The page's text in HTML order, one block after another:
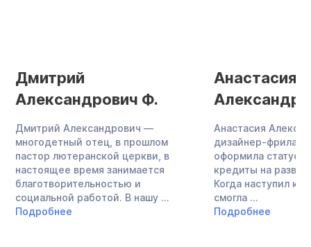
Дмитрий
Александрович Ф.
Дмитрий Александрович —
многодетный отец, в прошлом
пастор лютеранской церкви, в
настоящее время занимается
благотворительностью и
социальной работой. В нашу ...
Подробнее
Анастасия
Анастасия
дизайнер-
оформила статус
кредиты на
Когда наступил
смогла ...
Подробнее